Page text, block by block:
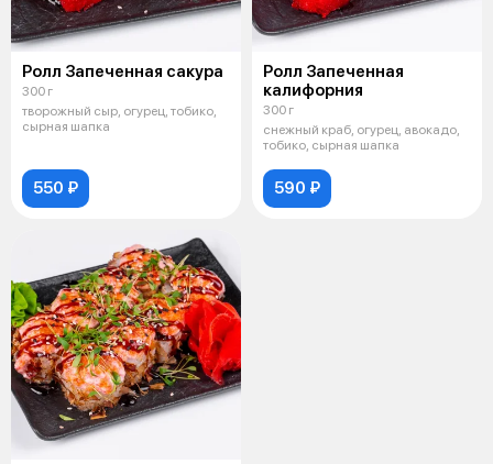
Ролл Запеченная сакура
300 г
творожный сыр, огурец, тобико,
сырная шапка
550 ₽
Ролл Запеченная
калифорния
300 г
снежный краб, огурец, авокадо,
тобико, сырная шапка
590 ₽